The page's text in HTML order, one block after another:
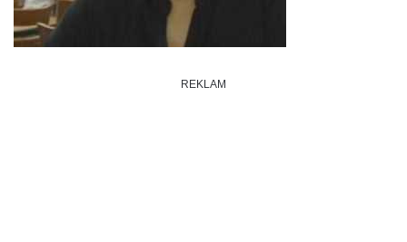
REKLAM